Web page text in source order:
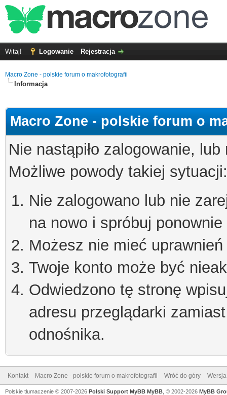
Witaj! Logowanie Rejestracja
Macro Zone - polskie forum o makrofotografii
Informacja
Macro Zone - polskie forum o
Nie nastąpiło zalogowanie,
Możliwe powody takiej sytuacji:
Nie zalogowano lub nie
na nowo i spróbuj ponownie
Możesz nie mieć
Twoje konto może być
Odwiedzono tę stronę
adresu przeglądarki
odnośnika.
Kontakt Macro Zone - polskie forum o makrofotografii Wróć do góry
Polskie tłumaczenie © 2007-2026 Polski Support MyBB MyBB , © 2002-2026 MyBB